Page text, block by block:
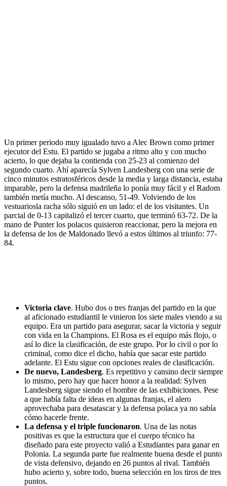
Un primer periodo muy igualado tuvo a Alec Brown como primer
ejecutor del Estu. El partido se jugaba a ritmo alto y con mucho
acierto, lo que dejaba la contienda con 25-23 al comienzo del
segundo cuarto. Ahí aparecía Sylven Landesberg con una serie de
cinco minutos estratosféricos desde la media y larga distancia, estaba
imparable, pero la defensa madrileña lo ponía muy fácil y el Radom
también metía mucho. Al descanso, 51-49. Volviendo de los
vestuariosla racha sólo siguió en un lado: el de los visitantes. Un
parcial de 0-13 capitalizó el tercer cuarto, que terminó 63-72. De la
mano de Punter los polacos quisieron reaccionar, pero la mejora en
la defensa de los de Maldonado llevó a estos últimos al triunfo: 77-
84.
Victoria clave. Hubo dos o tres franjas del partido en la que
al aficionado estudiantil le vinieron los siete males viendo a su
equipo. Era un partido para asegurar, sacar la victoria y seguir
con vida en la Champions. El Rosa es el equipo más flojo, o
así lo dice la clasificación, de este grupo. Por lo civil o por lo
criminal, como dice el dicho, había que sacar este partido
adelante. El Estu sigue con opciones reales de clasificación.
De nuevo, Landesberg. Es repetitivo y cansino decir siempre
lo mismo, pero hay que hacer honor a la realidad: Sylven
Landesberg sigue siendo el hombre de las exhibiciones. Pese
a que había falta de ideas en algunas franjas, el alero
aprovechaba para desatascar y la defensa polaca ya no sabía
cómo hacerle frente.
La defensa y el triple funcionaron. Una de las notas
positivas es que la estructura que el cuerpo técnico ha
diseñado para este proyecto valió a Estudiantes para ganar en
Polonia. La segunda parte fue realmente buena desde el punto
de vista defensivo, dejando en 26 puntos al rival. También
hubo acierto y, sobre todo, buena selección en los tiros de tres
puntos.